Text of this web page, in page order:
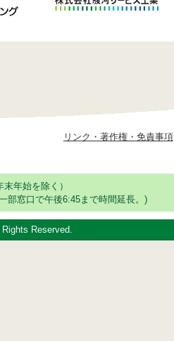
リンク・著作権・免責事項
年始を除く）
部窓口で午後6:45まで時間延長。)
Reserved.